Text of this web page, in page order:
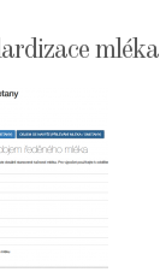
mléka